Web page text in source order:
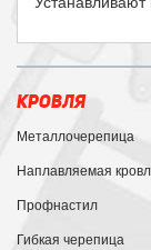
КРОВЛЯ
Металлочерепица
Наплавляемая
Профнастил
Гибкая черепица